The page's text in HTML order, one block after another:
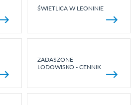
ŚWIETLICA W LEONINIE
ZADASZONE
LODOWISKO - CENNIK